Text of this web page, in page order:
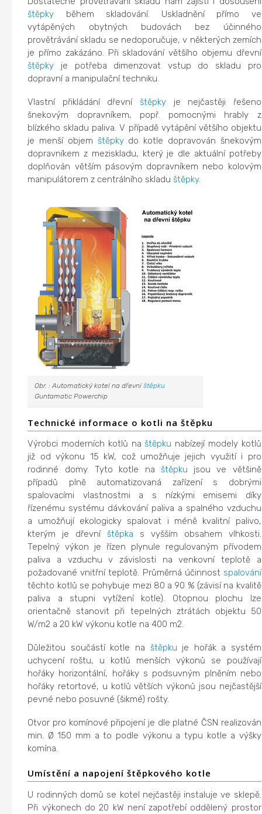
štěpky během skladování. Uskladnění přímo ve
vytápěných obytných budovách bez účinného
provětrávání skladu se nedoporučuje, v některých zemích
je přímo zakázáno. Při skladování většího objemu dřevní
štěpky je potřeba dimenzovat vstup do skladu pro
dopravní a manipulační techniku.
Vlastní přikládání dřevní štěpky je nejčastěji řešeno
šnekovým dopravníkem, popř. pomocnými hrably z
blízkého skladu paliva. V případě vytápění většího objektu
je menší objem štěpkydo kotle dopravován šnekovým
dopravníkem z meziskladu, který je dle aktuální potřeby
doplňován větším pásovým dopravníkem nebo kolovým
manipulátorem z centrálního skladuštěpky.
Obr. : Automatický kotel na dřevníštěpku
Guntamatic Powerchip
Technické informace o kotli na štěpku
Výrobci moderních kotlů naštěpku nabízejí modely kotlů
již od výkonu 15 kW, což umožňuje jejich využití i pro
rodinné domy. Tyto kotle na štěpku jsou ve většině
případů plně automatizovaná zařízení s dobrými
spalovacími vlastnostmi a s nízkými emisemi díky
řízenému systému dávkování paliva a spalného vzduchu
a umožňují ekologicky spalovat i méně kvalitní palivo,
kterým je dřevníštěpka s vyšším obsahem vlhkosti.
Tepelný výkon je řízen plynule regulovaným přívodem
paliva a vzduchu v závislosti na venkovní teplotě a
požadované vnitřní teplotě. Průměrná účinnost spalování
těchto kotlů se pohybuje mezi 80 a 90 % (závisí na kvalitě
paliva a stupni vytížení kotle). Otopnou plochu lze
orientačně stanovit při tepelných ztrátách objektu 50
W/m2 a 20 kW výkonu kotle na 400 m2.
Důležitou součástí kotle na štěpku je hořák a systém
uchycení roštu, u kotlů menších výkonů se používají
hořáky horizontální, hořáky s podsuvným plněním nebo
hořáky retortové, u kotlů větších výkonů jsou nejčastější
pevné nebo posuvné (šikmé) rošty.
Otvor pro komínové připojení je dle platné ČSN realizován
min. Ø 150 mm a to podle výkonu a typu kotle a výšky
komína.
Umístění a napojení štěpkového kotle
U rodinných domů se kotel nejčastěji instaluje ve sklepě.
Při výkonech do 20 kW není zapotřebí oddělený prostor